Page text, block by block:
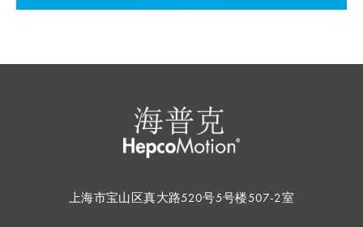
上海市宝山区真大路520号5号楼507-2室